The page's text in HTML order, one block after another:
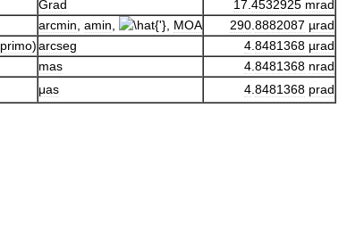
Grad 17 4532925 mrad
arcmin amin MOA 290 8882087 µrad
primo)arcseg 4 8481368 µrad
mas 4 8481368 nrad
μas 4 8481368 prad